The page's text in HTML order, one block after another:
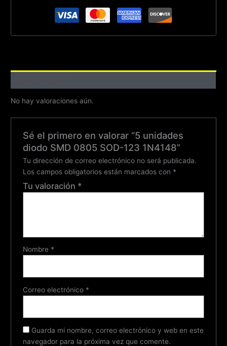
No hay valoraciones aún.
Sé el primero en valorar “5 unidades
diodo SMD 0805 SOD-123 1N4148”
Tu dirección de correo electrónico no será publicada.
Los campos obligatorios están marcados con *
Tu valoración *
Nombre *
Correo electrónico *
Guarda mi nombre, correo electrónico y web en este
navegador para la próxima vez que comente.